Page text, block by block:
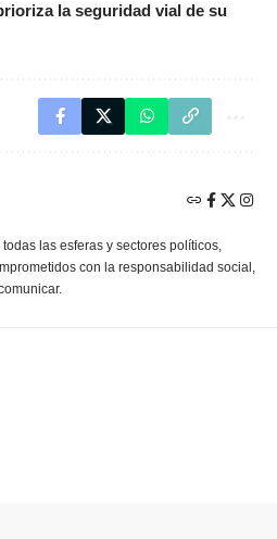
la seguridad vial de su
las esferas y sectores políticos,
con la responsabilidad social,